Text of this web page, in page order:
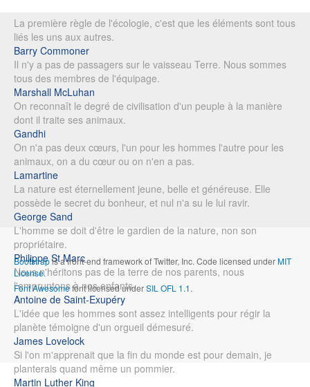
La première règle de l'écologie, c'est que les éléments sont tous
liés les uns aux autres.
Barry Commoner
Il n'y a pas de passagers sur le vaisseau Terre. Nous sommes
tous des membres de l'équipage.
Marshall McLuhan
On reconnaît le degré de civilisation d'un peuple à la manière
dont il traite ses animaux.
Gandhi
On n'a pas deux cœurs, l'un pour les hommes l'autre pour les
animaux, on a du cœur ou on n'en a pas.
Lamartine
La nature est éternellement jeune, belle et généreuse. Elle
possède le secret du bonheur, et nul n'a su le lui ravir.
George Sand
L'homme se doit d'être le gardien de la nature, non son
propriétaire.
Philippe St Marc
Nous n'héritons pas de la terre de nos parents, nous
l'empruntons à nos enfants.
Antoine de Saint-Exupéry
L'idée que les hommes sont assez intelligents pour régir la
planète témoigne d'un orgueil démesuré.
James Lovelock
Si l'on m'apprenait que la fin du monde est pour demain, je
planterais quand même un pommier.
Martin Luther King
Bootstrapis a front-end framework of Twitter, Inc. Code licensed underMIT
License.
Font Awesomefont licensed underSIL OFL 1.1.